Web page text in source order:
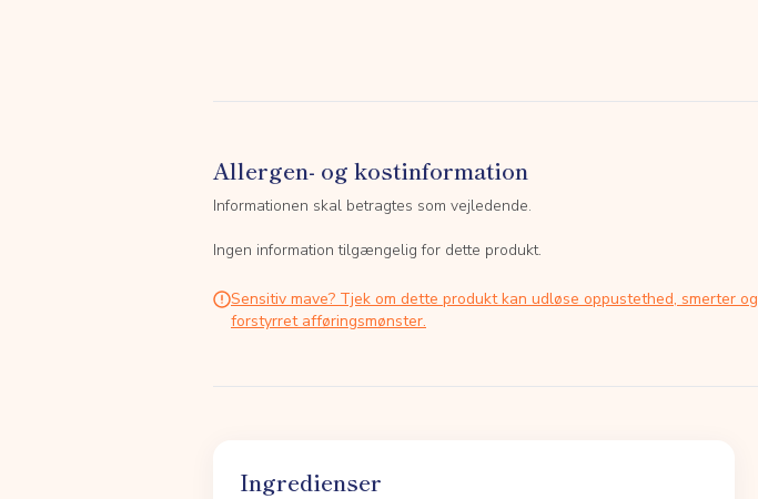
Allergen- og kostinformation
Informationen skal betragtes som vejledende.
Ingen information tilgængelig for dette produkt.
Sensitiv mave? Tjek om dette produkt kan udløse oppustethed, smerter og
forstyrret afføringsmønster.
Ingredienser